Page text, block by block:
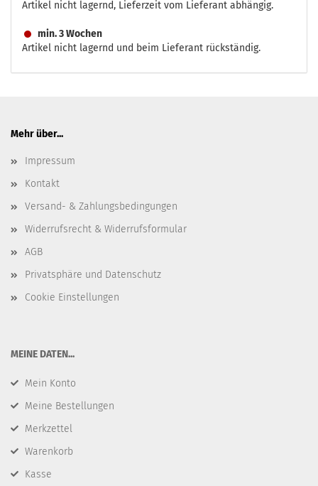
Artikel nicht lagernd, Lieferzeit vom Lieferant abhängig.
min. 3 Wochen
Artikel nicht lagernd und beim Lieferant rückständig.
Mehr über...
Impressum
Kontakt
Versand- & Zahlungsbedingungen
Widerrufsrecht & Widerrufsformular
AGB
Privatsphäre und Datenschutz
Cookie Einstellungen
​MEINE DATEN...
Mein Konto
Meine Bestellungen
Merkzettel
Warenkorb
Kasse